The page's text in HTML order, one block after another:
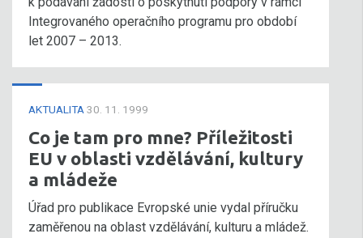
Integrovaného operačního programu pro období
let 2007 – 2013.
AKTUALITA 30. 11. 1999
Co je tam pro mne? Příležitosti
EU v oblasti vzdělávání, kultury
a mládeže
Úřad pro publikace Evropské unie vydal příručku
zaměřenou na oblast vzdělávání, kulturu a mládež.